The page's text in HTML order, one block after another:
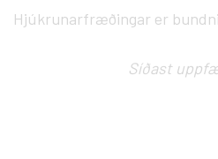
Hjúkrunarfræðingar er
Síðast